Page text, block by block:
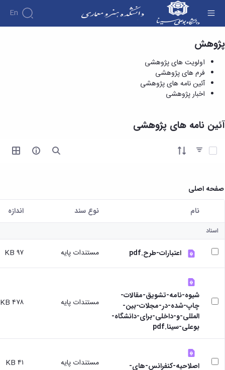
En
آئین نامه های پژوهشی - دانشکده هنر و معماری
پژوهش
اولویت های پژوهشی
فرم های پژوهشی
آئین نامه های پژوهشی
اخبار پژوهشی
آئین نامه های پژوهشی
آیتم ها را انتخاب کنید
صفحه اصلی
کاربر انتخاب شده
نام نوع سند اندازه
اسناد
اعتبارات-طرح.pdf مستندات پایه ۹۷ KB
شیوه-نامه-تشویق-مقالات-
چاپ-شده-در-مجلات-بین-
المللی-و-داخلی-برای-دانشگاه-
بوعلی-سینا.pdf
مستندات پایه ۴۷۸ KB
اصلاحیه-کنفرانس-های-
مستندات پایه ۴۱ KB